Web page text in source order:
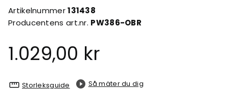
Artikelnummer131438
Producentens art.nr. PW386-OBR
1.029,00 kr
Storleksguide
Så mäter du dig